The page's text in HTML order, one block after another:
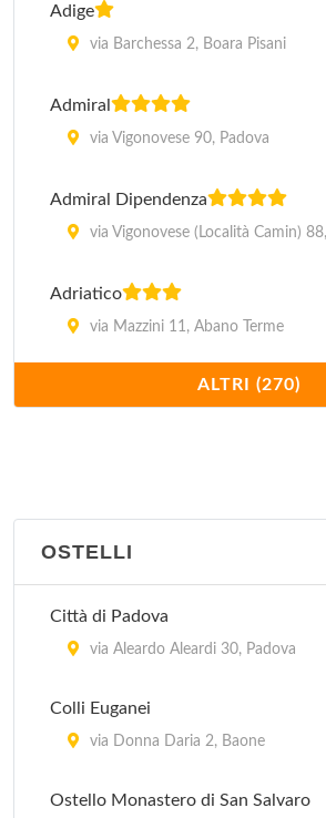
Adige
via Barchessa 2, Boara Pisani
Admiral
via Vigonovese 90, Padova
Admiral Dipendenza
via Vigonovese (Località Camin)
Adriatico
via Mazzini 11, Abano Terme
viale Felice Cavallotti 44, Padova
via Capitello 12, Megliadino San
via Fra' Paolo Sarpi 40, Padova
via Galzignana 16, Battaglia Terme
ALTRI (270)
OSTELLI
Città di Padova
via Aleardo Aleardi 30, Padova
Colli Euganei
via Donna Daria 2, Baone
Ostello Monastero di San Salvaro